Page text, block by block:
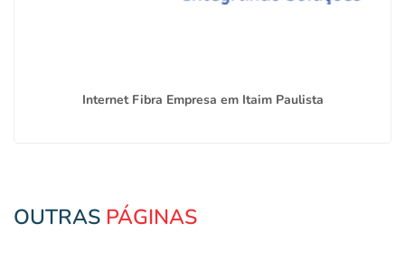
Internet Fibra Empresa em Itaim Paulista
OUTRAS PÁGINAS